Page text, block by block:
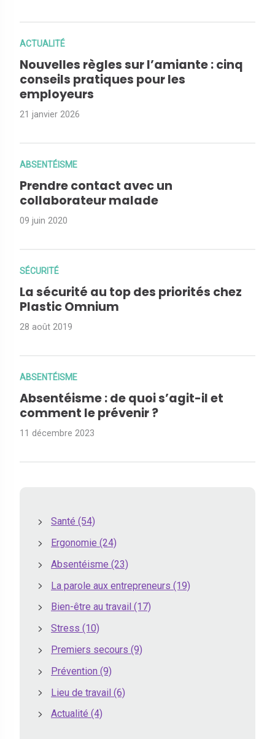
ACTUALITÉ
Nouvelles règles sur l’amiante : cinq
conseils pratiques pour les
employeurs
21 janvier 2026
ABSENTÉISME
Prendre contact avec un
collaborateur malade
09 juin 2020
SÉCURITÉ
La sécurité au top des priorités chez
Plastic Omnium
28 août 2019
ABSENTÉISME
Absentéisme : de quoi s’agit-il et
comment le prévenir ?
11 décembre 2023
Santé (54)
Ergonomie (24)
Absentéisme (23)
La parole aux entrepreneurs (19)
Bien-être au travail (17)
Stress (10)
Premiers secours (9)
Prévention (9)
Lieu de travail (6)
Actualité (4)